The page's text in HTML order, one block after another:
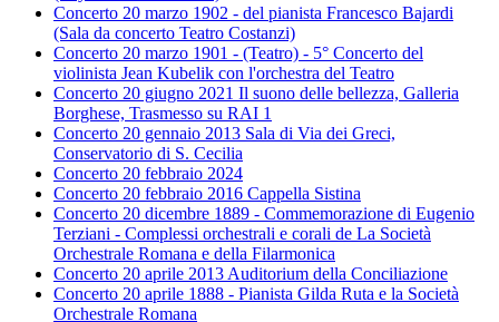
Concerto 20 marzo 1902 - del pianista Francesco Bajardi
(Sala da concerto Teatro Costanzi)
Concerto 20 marzo 1901 - (Teatro) - 5° Concerto del
violinista Jean Kubelik con l'orchestra del Teatro
Concerto 20 giugno 2021 Il suono delle bellezza, Galleria
Borghese, Trasmesso su RAI 1
Concerto 20 gennaio 2013 Sala di Via dei Greci,
Conservatorio di S. Cecilia
Concerto 20 febbraio 2024
Concerto 20 febbraio 2016 Cappella Sistina
Concerto 20 dicembre 1889 - Commemorazione di Eugenio
Terziani - Complessi orchestrali e corali de La Società
Orchestrale Romana e della Filarmonica
Concerto 20 aprile 2013 Auditorium della Conciliazione
Concerto 20 aprile 1888 - Pianista Gilda Ruta e la Società
Orchestrale Romana